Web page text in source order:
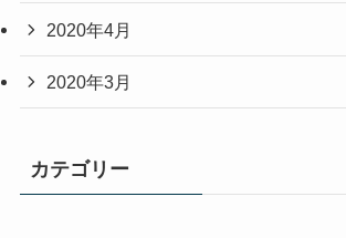
2020年4月
2020年3月
カテゴリー